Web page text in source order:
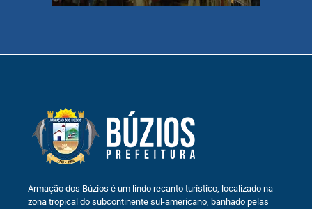
Armação dos Búzios é um lindo recanto turístico, localizado na
zona tropical do subcontinente sul-americano, banhado pelas